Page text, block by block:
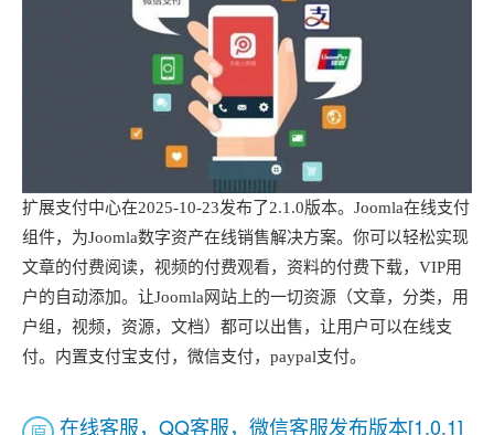
扩展支付中心在2025-10-23发布了2.1.0版本。Joomla在线支付
组件，为Joomla数字资产在线销售解决方案。你可以轻松实现
文章的付费阅读，视频的付费观看，资料的付费下载，VIP用
户的自动添加。让Joomla网站上的一切资源（文章，分类，用
户组，视频，资源，文档）都可以出售，让用户可以在线支
付。内置支付宝支付，微信支付，paypal支付。
在线客服，QQ客服，微信客服发布版本[1.0.1]